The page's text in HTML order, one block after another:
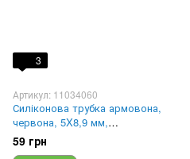
3
Артикул: 11034060
Силіконова трубка армовона,
червона, 5X8,9 мм,
421944068371, 996530009505,
SG89X50R, 16000380
59 грн